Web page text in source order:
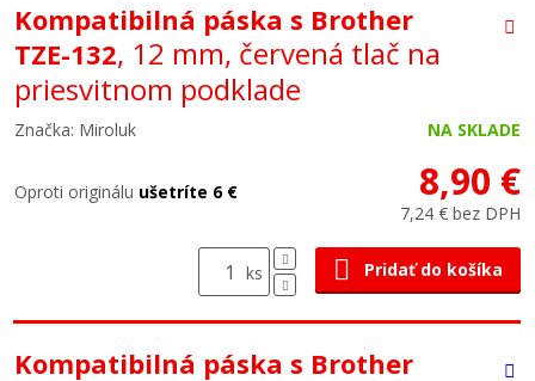
Kompatibilná páska s Brother
TZE-132, 12 mm, červená tlač na
priesvitnom podklade
Značka: Miroluk NA SKLADE
Oproti originálu ušetríte 6 € 8,90 €
7,24 € bez DPH
ks Pridať do košíka
Kompatibilná páska s Brother